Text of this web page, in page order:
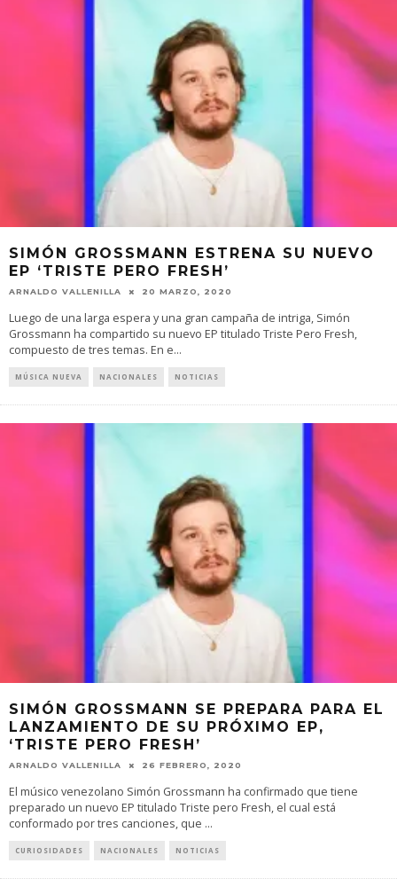
SIMÓN GROSSMANN ESTRENA SU NUEVO
EP ‘TRISTE PERO FRESH’
ARNALDO VALLENILLA 20 MARZO, 2020
Luego de una larga espera y una gran campaña de intriga, Simón
Grossmann ha compartido su nuevo EP titulado Triste Pero Fresh,
compuesto de tres temas. En e...
MÚSICA NUEVA NACIONALES NOTICIAS
SIMÓN GROSSMANN SE PREPARA PARA EL
LANZAMIENTO DE SU PRÓXIMO EP,
‘TRISTE PERO FRESH’
ARNALDO VALLENILLA 26 FEBRERO, 2020
El músico venezolano Simón Grossmann ha confirmado que tiene
preparado un nuevo EP titulado Triste pero Fresh, el cual está
conformado por tres canciones, que ...
CURIOSIDADES NACIONALES NOTICIAS